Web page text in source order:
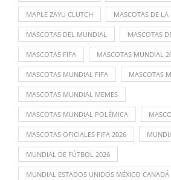
MAPLE ZAYU CLUTCH MASCOTAS DE LA
MASCOTAS DEL MUNDIAL MASCOTAS
MASCOTAS FIFA MASCOTAS MUNDIAL
MASCOTAS MUNDIAL FIFA MASCOTAS
MASCOTAS MUNDIAL MEMES
MASCOTAS MUNDIAL POLÉMICA
MASCOTAS OFICIALES FIFA 2026
MUNDIAL DE FÚTBOL 2026
MUNDIAL ESTADOS UNIDOS MÉXICO CANADÁ